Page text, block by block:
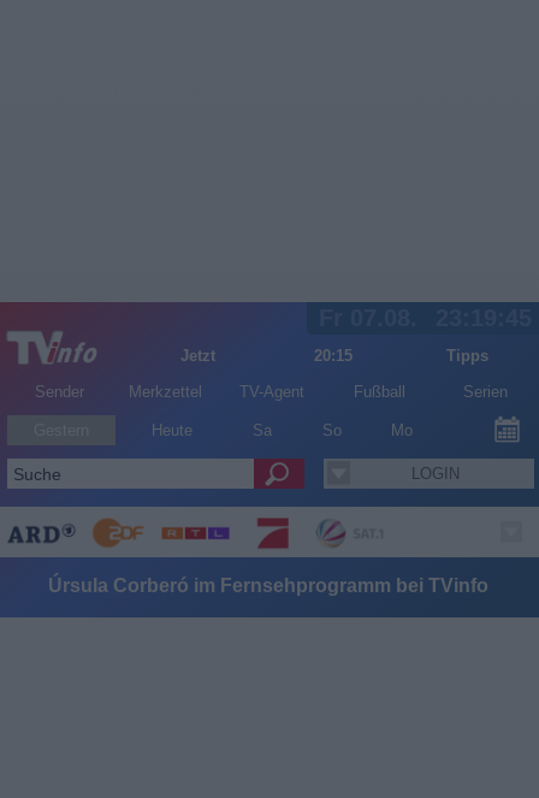
Jetzt 20:15
Tipps
Sender
Merkzettel TV-Agent Fußball Serien
Heute Sa So Mo
LOGIN
Úrsula Corberó im Fernsehprogramm bei TVinfo